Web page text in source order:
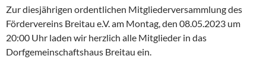
Zur diesjährigen ordentlichen Mitgliederversammlung des
Fördervereins Breitau e.V. am Montag, den 08.05.2023 um
20:00 Uhr laden wir herzlich alle Mitglieder in das
Dorfgemeinschaftshaus Breitau ein.